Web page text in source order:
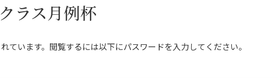
ス月例杯
ています。閲覧するには以下にパスワードを入力してください。